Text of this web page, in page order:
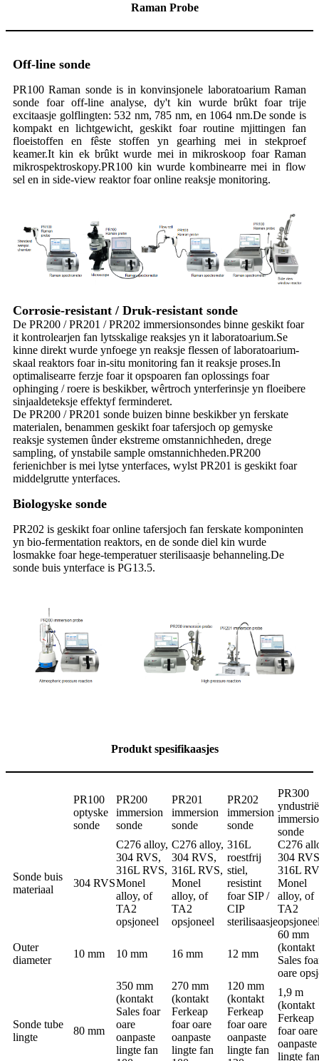
Raman Probe
Off-line sonde
PR100 Raman sonde is in konvinsjonele laboratoarium Raman
sonde foar off-line analyse, dy't kin wurde brûkt foar trije
excitaasje golflingten: 532 nm, 785 nm, en 1064 nm.De sonde is
kompakt en lichtgewicht, geskikt foar routine mjittingen fan
floeistoffen en fêste stoffen yn gearhing mei in stekproef
keamer.It kin ek brûkt wurde mei in mikroskoop foar Raman
mikrospektroskopy.PR100 kin wurde kombinearre mei in flow
sel en in side-view reaktor foar online reaksje monitoring.
Corrosie-resistant / Druk-resistant sonde
De PR200 / PR201 / PR202 immersionsondes binne geskikt foar
it kontrolearjen fan lytsskalige reaksjes yn it laboratoarium.Se
kinne direkt wurde ynfoege yn reaksje flessen of laboratoarium-
skaal reaktors foar in-situ monitoring fan it reaksje proses.In
optimalisearre ferzje foar it opspoaren fan oplossings foar
ophinging / roere is beskikber, wêrtroch ynterferinsje yn floeibere
sinjaaldeteksje effektyf ferminderet.
De PR200 / PR201 sonde buizen binne beskikber yn ferskate
materialen, benammen geskikt foar tafersjoch op gemyske
reaksje systemen ûnder ekstreme omstannichheden, drege
sampling, of ynstabile sample omstannichheden.PR200
ferienichber is mei lytse ynterfaces, wylst PR201 is geskikt foar
middelgrutte ynterfaces.
Biologyske sonde
PR202 is geskikt foar online tafersjoch fan ferskate komponinten
yn bio-fermentation reaktors, en de sonde diel kin wurde
losmakke foar hege-temperatuer sterilisaasje behanneling.De
sonde buis ynterface is PG13.5.
Produkt spesifikaasjes
PR100
optyske
sonde
PR200
immersion
sonde
PR201
immersion
sonde
PR202
immersion
sonde
PR300
sonde
Sonde buis
materiaal
304 RVS
C276 alloy,
304 RVS,
316L RVS,
Monel
alloy, of
TA2
opsjoneel
C276 alloy,
304 RVS,
316L RVS,
Monel
alloy, of
TA2
opsjoneel
316L
roestfrij
stiel,
resistint
foar SIP /
CIP
sterilisaasje
C276
304
316L
Monel
alloy, of
TA2
Outer
diameter
10 mm 10 mm 16 mm 12 mm
60 mm
(kontakt
Sales
oare
Sonde tube
lingte
80 mm
350 mm
(kontakt
Sales foar
oare
oanpaste
lingte fan
270 mm
(kontakt
Ferkeap
foar oare
oanpaste
lingte fan
120 mm
(kontakt
Ferkeap
foar oare
oanpaste
lingte fan
1,9 m
(kontakt
Ferkeap
foar oare
oanpaste
lingte